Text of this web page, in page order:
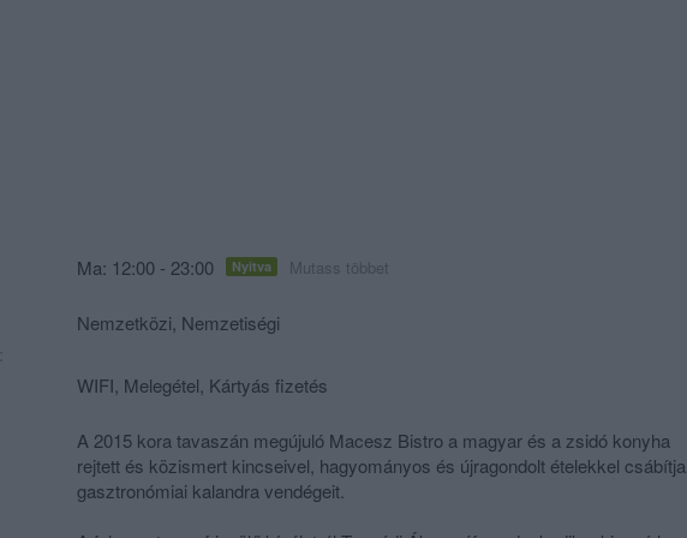
Ma: 12:00 - 23:00 Nyitva Mutass többet
Nemzetközi, Nemzetiségi
WIFI, Melegétel, Kártyás fizetés
A 2015 kora tavaszán megújuló Macesz Bistro a magyar és a zsidó konyha
rejtett és közismert kincseivel, hagyományos és újragondolt ételekkel csábítja
gasztronómiai kalandra vendégeit.